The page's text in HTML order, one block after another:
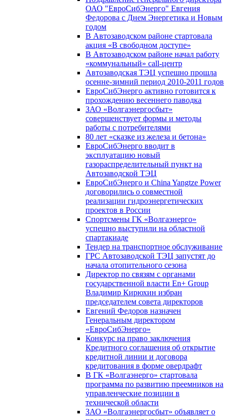
ОАО "ЕвроСибЭнерго" Евгения
Федорова с Днем Энергетика и Новым
годом
В Автозаводском районе стартовала
акция «В свободном доступе»
В Автозаводском районе начал работу
«коммунальный» call-центр
Автозаводская ТЭЦ успешно прошла
осенне-зимний период 2010-2011 годов
ЕвроСибЭнерго активно готовится к
прохождению весеннего паводка
ЗАО «Волгаэнергосбыт»
совершенствует формы и методы
работы с потребителями
80 лет «сказке из железа и бетона»
ЕвроСибЭнерго вводит в
эксплуатацию новый
газораспределительный пункт на
Автозаводской ТЭЦ
ЕвроСибЭнерго и China Yangtze Power
договорились о совместной
реализации гидроэнергетических
проектов в России
Спортсмены ГК «Волгаэнерго»
успешно выступили на областной
спартакиаде
Тендер на транспортное обслуживание
ГРС Автозаводской ТЭЦ запустят до
начала отопительного сезона
Директор по связям с органами
государственной власти En+ Group
Владимир Кирюхин избран
председателем совета директоров
Евгений Федоров назначен
Генеральным директором
«ЕвроСибЭнерго»
Конкурс на право заключения
Кредитного соглашения об открытие
кредитной линии и договора
кредитования в форме овердрафт
В ГК «Волгаэнерго» стартовала
программа по развитию преемников на
управленческие позиции в
технической области
ЗАО «Волгаэнергосбыт» объявляет о